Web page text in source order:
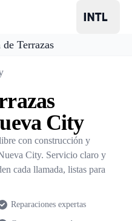
Terrazas
City
con construcción y
City. Servicio claro y
cada llamada, listas para
Reparaciones expertas